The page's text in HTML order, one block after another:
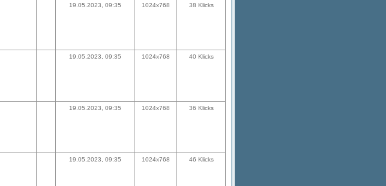
19.05.2023, 09:35 1024x768 38 Klicks
19.05.2023, 09:35 1024x768 40 Klicks
19.05.2023, 09:35 1024x768 36 Klicks
19.05.2023, 09:35 1024x768 46 Klicks